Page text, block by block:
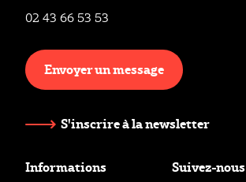
02 43 66 53 53
Envoyer un message
S'inscrire à la newsletter
Informations Suivez-nous